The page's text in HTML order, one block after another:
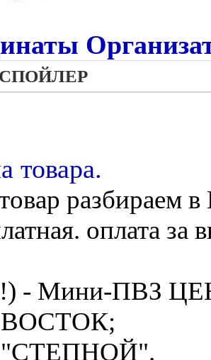
товара.
разбираем
оплата
- Мини-ПВЗ
ВОСТОК;
"СТЕПНОЙ".